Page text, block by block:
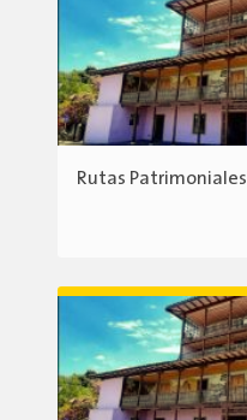
Rutas Patrimoniales